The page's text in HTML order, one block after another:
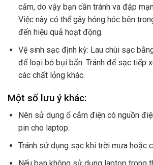
cảm, do vậy bạn cần tránh va đập
Việc này có thể gây hỏng hóc bên
đến hiệu quả hoạt động.
Vệ sinh sạc định kỳ: Lau chùi sạc
để loại bỏ bụi bẩn. Tránh để sạc tiếp
các chất lỏng khác.
Một số lưu ý khác:
Nên sử dụng ổ cắm điện có nguồn
pin cho laptop.
Tránh sử dụng sạc khi trời mưa hoặc
Nếu bạn không sử dụng laptop trong